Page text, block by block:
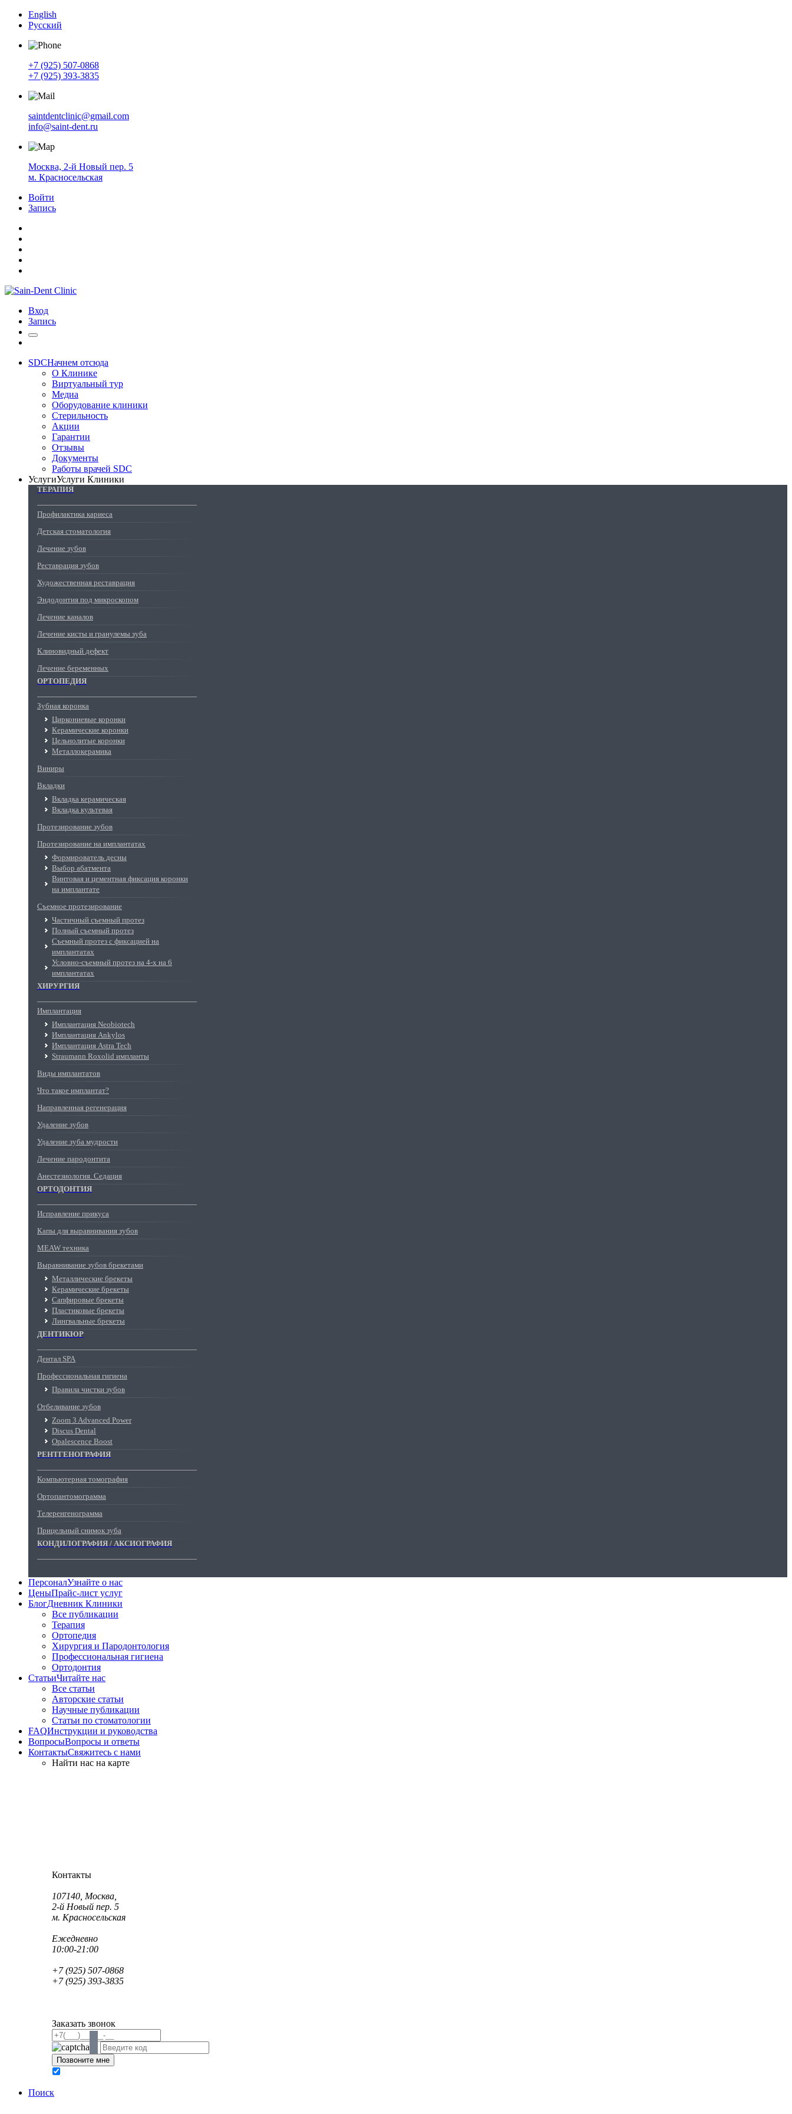
English
Русский
+7 (925) 507-0868
+7 (925) 393-3835
saintdentclinic@gmail.com
info@saint-dent.ru
Москва, 2-й Новый пер. 5
м. Красносельская
Войти
Запись
Вход
Запись
SDCНачнем отсюда
О Клинике
Виртуальный тур
Медиа
Оборудование клиники
Стерильность
Акции
Гарантии
Отзывы
Документы
Работы врачей SDC
УслугиУслуги Клиники
ТЕРАПИЯ
Профилактика кариеса
Детская стоматология
Лечение зубов
Реставрация зубов
Художественная реставрация
Эндодонтия под микроскопом
Лечение каналов
Лечение кисты и гранулемы зуба
Клиновидный дефект
Лечение беременных
ОРТОПЕДИЯ
Зубная коронка
Циркониевые коронки
Керамические коронки
Цельнолитые коронки
Металлокерамика
Виниры
Вкладки
Вкладка керамическая
Вкладка культевая
Протезирование зубов
Протезирование на имплантатах
Формирователь десны
Выбор абатмента
Винтовая и цементная фиксация коронки
на имплантате
Съемное протезирование
Частичный съемный протез
Полный съемный протез
Съемный протез с фиксацией на
имплантатах
Условно-съемный протез на 4-х на 6
имплантатах
ХИРУРГИЯ
Имплантация
Имплантация Neobiotech
Имплантация Ankylos
Имплантация Astra Tech
Straumann Roxolid импланты
Виды имплантатов
Что такое имплантат?
Направленная регенерация
Удаление зубов
Удаление зуба мудрости
Лечение пародонтита
Анестезиология. Седация
ОРТОДОНТИЯ
Исправление прикуса
Капы для выравнивания зубов
MEAW техника
Выравнивание зубов брекетами
Металлические брекеты
Керамические брекеты
Сапфировые брекеты
Пластиковые брекеты
Лингвальные брекеты
ДЕНТИКЮР
Дентал SPA
Профессиональная гигиена
Правила чистки зубов
Отбеливание зубов
Zoom 3 Advanced Power
Discus Dental
Opalescence Boost
РЕНТГЕНОГРАФИЯ
Компьютерная томография
Ортопантомограмма
Телеренгенограмма
Прицельный снимок зуба
КОНДИЛОГРАФИЯ / АКСИОГРАФИЯ
ПерсоналУзнайте о нас
ЦеныПрайс-лист услуг
БлогДневник Клиники
Все публикации
Терапия
Ортопедия
Хирургия и Пародонтология
Профессиональная гигиена
Ортодонтия
СтатьиЧитайте нас
Все статьи
Авторские статьи
Научные публикации
Статьи по стоматологии
FAQИнструкции и руководства
ВопросыВопросы и ответы
КонтактыСвяжитесь с нами
Найти нас на карте
Контакты
107140, Москва,
2-й Новый пер. 5
м. Красносельская
Ежедневно
10:00-21:00
+7 (925) 507-0868
+7 (925) 393-3835
Заказать звонок
Поиск